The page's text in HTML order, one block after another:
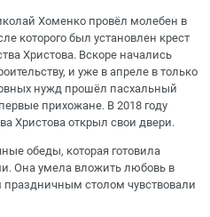
Хоменко провёл молебен в
которого был установлен крест
Христова. Вскоре начались
и уже в апреле в только
нужд прошёл пасхальный
прихожане. В 2018 году
Христова открыл свои двери.
обеды, которая готовила
Она умела вложить любовь в
столом чувствовали